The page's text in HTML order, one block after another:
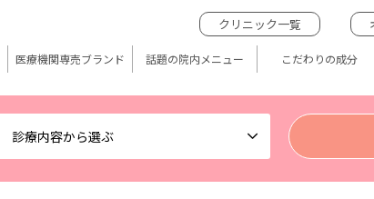
診療内容から選ぶ
クリニック一覧
医療機関専売ブランド 話題の院内メニュー こだわりの成分